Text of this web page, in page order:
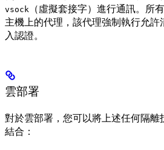
vsock
（虛擬套接字）進行通訊。所
主機上的代理，該代理強制執行允
入認證。
雲部署
對於雲部署，您可以將上述任何隔離
結合：